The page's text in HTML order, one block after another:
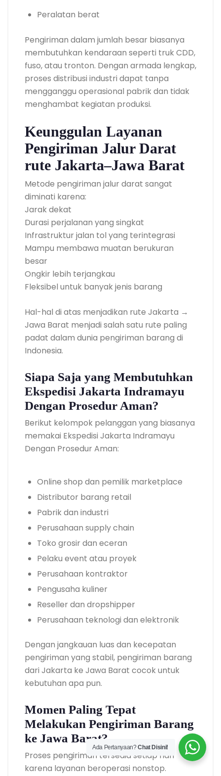
Peralatan berat
Pengiriman dalam jumlah besar biasanya
membutuhkan kendaraan seperti truk CDD,
fuso, atau tronton. Dengan armada lengkap,
proses distribusi industri dapat tanpa
mengganggu operasional pabrik dan tidak
menghambat kegiatan produksi.
Keunggulan Layanan
Pengiriman Jalur Darat
rute Jakarta–Jawa Barat
Metode pengiriman jalur darat sangat
diminati karena:
Jarak dekat
Durasi perjalanan yang singkat
Infrastruktur jalan tol yang terintegrasi
Mampu membawa muatan berukuran
besar
Ongkir lebih terjangkau
Fleksibel untuk banyak jenis barang
Hal-hal di atas menjadikan rute Jakarta →
Jawa Barat menjadi salah satu rute paling
padat dalam dunia pengiriman barang di
Indonesia.
Siapa Saja yang Membutuhkan
Ekspedisi Jakarta Indramayu
Dengan Prosedur Aman?
Berikut kelompok pelanggan yang biasanya
memakai Ekspedisi Jakarta Indramayu
Dengan Prosedur Aman:
Online shop dan pemilik marketplace
Distributor barang retail
Pabrik dan industri
Perusahaan supply chain
Toko grosir dan eceran
Pelaku event atau proyek
Perusahaan kontraktor
Pengusaha kuliner
Reseller dan dropshipper
Perusahaan teknologi dan elektronik
Dengan jangkauan luas dan kecepatan
pengiriman yang stabil, pengiriman barang
dari Jakarta ke Jawa Barat cocok untuk
kebutuhan apa pun.
Momen Paling Tepat
Melakukan Pengiriman Barang
ke Jawa Barat?
Proses pengiriman tersedia setiap hari
karena layanan beroperasi nonstop.
Ada Pertanyaan?Chat Disini!